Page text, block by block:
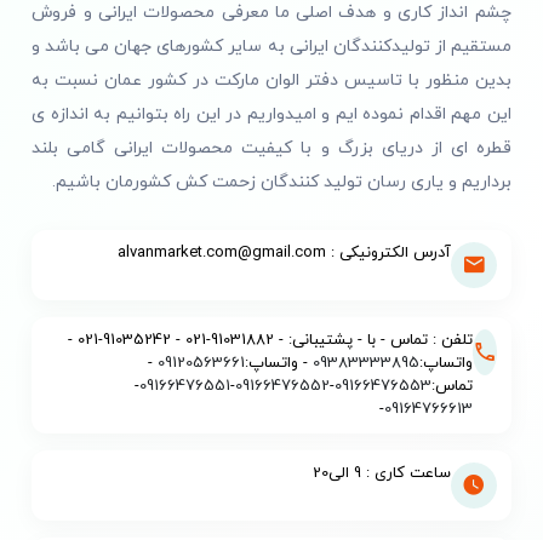
چشم انداز کاری و هدف اصلی ما معرفی محصولات ایرانی و فروش
مستقیم از تولیدکنندگان ایرانی به سایر کشورهای جهان می باشد و
بدین منظور با تاسیس دفتر الوان مارکت در کشور عمان نسبت به
این مهم اقدام نموده ایم و امیدواریم در این راه بتوانیم به اندازه ی
قطره ای از دریای بزرگ و با کیفیت محصولات ایرانی گامی بلند
برداریم و یاری رسان تولید کنندگان زحمت کش کشورمان باشیم.
آدرس الکترونیکی : alvanmarket.com@gmail.com
تلفن : تماس - با - پشتیبانی: - 91031882-021 - 91035242-021 -
واتساپ:09383333895 - واتساپ:09120563661
-
تماس:09166476553
-
09166476552
-
09166476551
-
09164766613
-
ساعت کاری : 9 الی20